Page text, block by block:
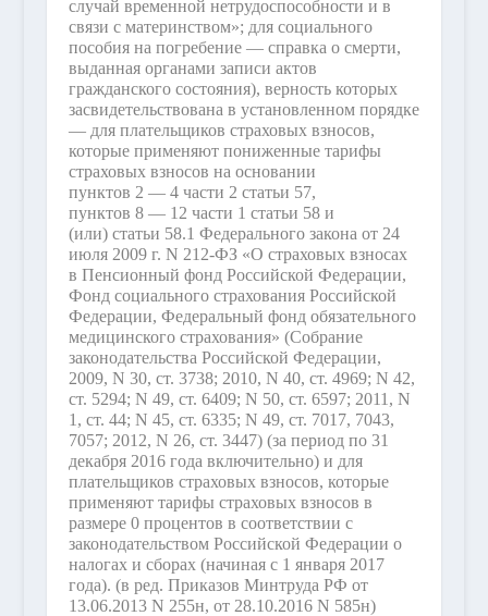
случай временной нетрудоспособности и в
связи с материнством»; для социального
пособия на погребение — справка о смерти,
выданная органами записи актов
гражданского состояния), верность которых
засвидетельствована в установленном порядке
— для плательщиков страховых взносов,
которые применяют пониженные тарифы
страховых взносов на основании
пунктов 2 — 4 части 2 статьи 57,
пунктов 8 — 12 части 1 статьи 58 и
(или) статьи 58.1 Федерального закона от 24
июля 2009 г. N 212-ФЗ «О страховых взносах
в Пенсионный фонд Российской Федерации,
Фонд социального страхования Российской
Федерации, Федеральный фонд обязательного
медицинского страхования» (Собрание
законодательства Российской Федерации,
2009, N 30, ст. 3738; 2010, N 40, ст. 4969; N 42,
ст. 5294; N 49, ст. 6409; N 50, ст. 6597; 2011, N
1, ст. 44; N 45, ст. 6335; N 49, ст. 7017, 7043,
7057; 2012, N 26, ст. 3447) (за период по 31
декабря 2016 года включительно) и для
плательщиков страховых взносов, которые
применяют тарифы страховых взносов в
размере 0 процентов в соответствии с
законодательством Российской Федерации о
налогах и сборах (начиная с 1 января 2017
года). (в ред. Приказов Минтруда РФ от
13.06.2013 N 255н, от 28.10.2016 N 585н)